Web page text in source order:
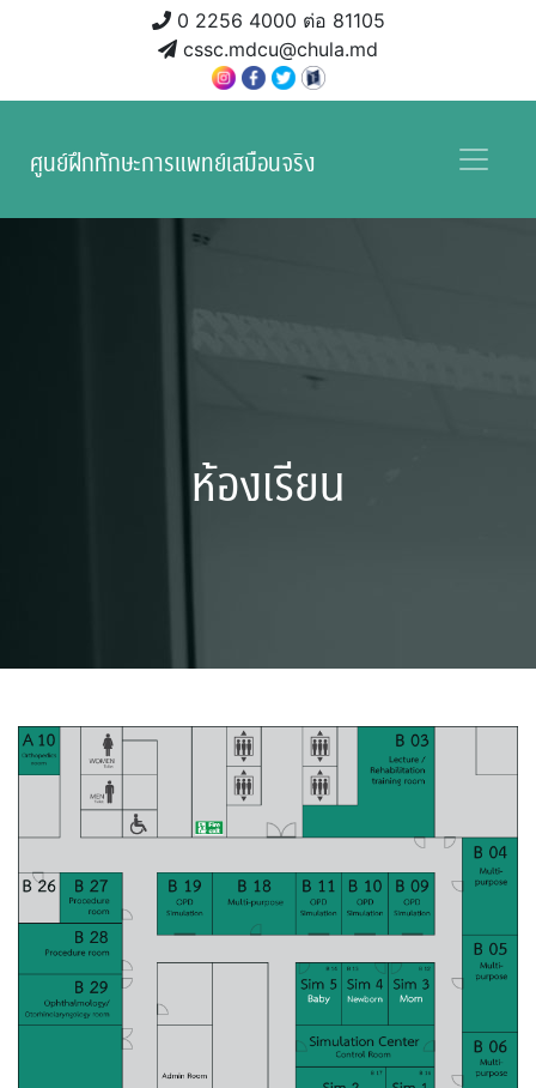
0 2256 4000 ต่อ 81105
cssc.mdcu@chula.md
ศูนย์ฝึกทักษะการแพทย์เสมือนจริง
ห้องเรียน